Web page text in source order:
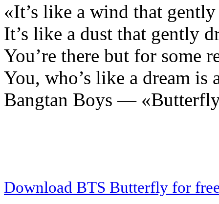
«It’s like a wind that gently
It’s like a dust that gently
You’re there but for some
You, who’s like a dream
Bangtan Boys —
Download BTS Butterfly for